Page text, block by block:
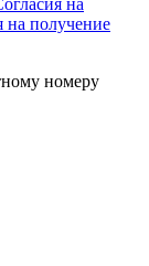
на
на получение
номеру